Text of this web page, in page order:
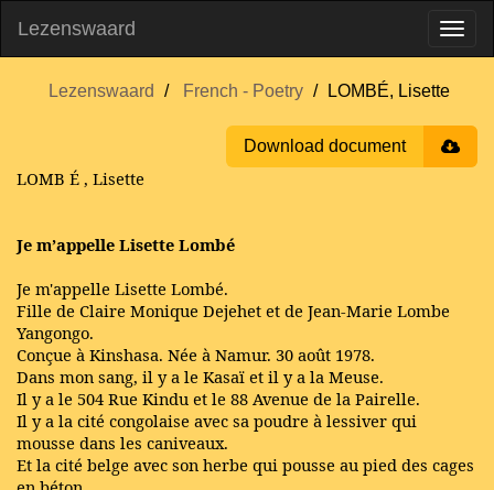
Lezenswaard
Lezenswaard French - Poetry LOMBÉ, Lisette
Download document
LOMB É , Lisette
Je m’appelle Lisette Lombé
Je m'appelle Lisette Lombé.
Fille de Claire Monique Dejehet et de Jean-Marie Lombe
Yangongo.
Conçue à Kinshasa. Née à Namur. 30 août 1978.
Dans mon sang, il y a le Kasaï et il y a la Meuse.
Il y a le 504 Rue Kindu et le 88 Avenue de la Pairelle.
Il y a la cité congolaise avec sa poudre à lessiver qui
mousse dans les caniveaux.
Et la cité belge avec son herbe qui pousse au pied des cages